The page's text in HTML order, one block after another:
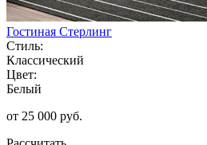
Гостиная Стерлинг
Стиль:
Классический
Цвет:
Белый
от 25 000 руб.